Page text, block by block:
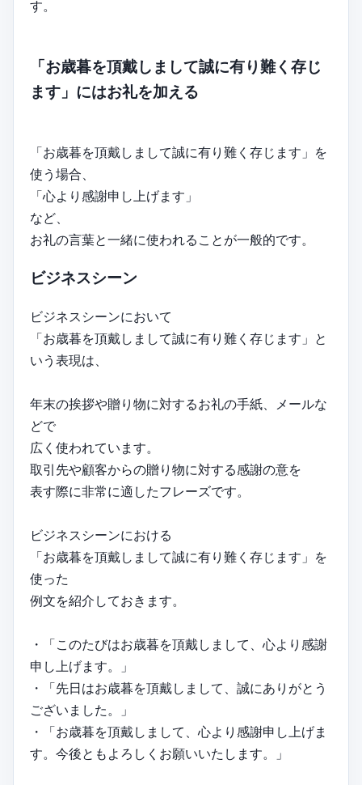
す。
「お歳暮を頂戴しまして誠に有り難く存じ
ます」にはお礼を加える
「お歳暮を頂戴しまして誠に有り難く存じます」を
使う場合、
「心より感謝申し上げます」
など、
お礼の言葉と一緒に使われることが一般的です。
ビジネスシーン
ビジネスシーンにおいて
「お歳暮を頂戴しまして誠に有り難く存じます」と
いう表現は、
年末の挨拶や贈り物に対するお礼の手紙、メールな
どで
広く使われています。
取引先や顧客からの贈り物に対する感謝の意を
表す際に非常に適したフレーズです。
ビジネスシーンにおける
「お歳暮を頂戴しまして誠に有り難く存じます」を
使った
例文を紹介しておきます。
・「このたびはお歳暮を頂戴しまして、心より感謝
申し上げます。」
・「先日はお歳暮を頂戴しまして、誠にありがとう
ございました。」
・「お歳暮を頂戴しまして、心より感謝申し上げま
す。今後ともよろしくお願いいたします。」